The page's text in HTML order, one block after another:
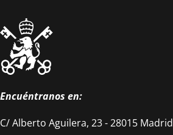
Encuéntranos en:
C/ Alberto Aguilera, 23 - 28015 Madrid